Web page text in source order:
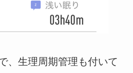
、生理周期管理も付いて